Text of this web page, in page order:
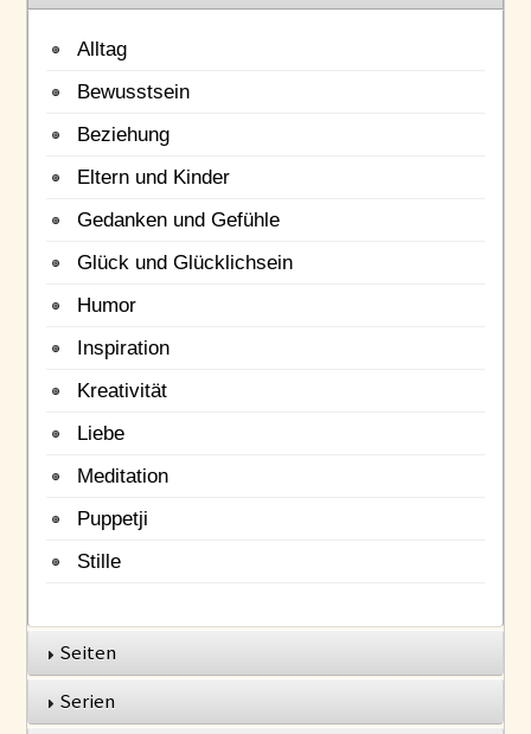
Alltag
Bewusstsein
Beziehung
Eltern und Kinder
Gedanken und Gefühle
Glück und Glücklichsein
Humor
Inspiration
Kreativität
Liebe
Meditation
Puppetji
Stille
Seiten
Serien